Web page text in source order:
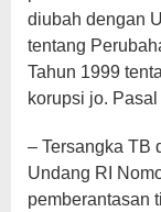
diubah dengan
tentang
Tahun 1999
korupsi jo.
– Tersangka TB
Undang RI
pemberantasan